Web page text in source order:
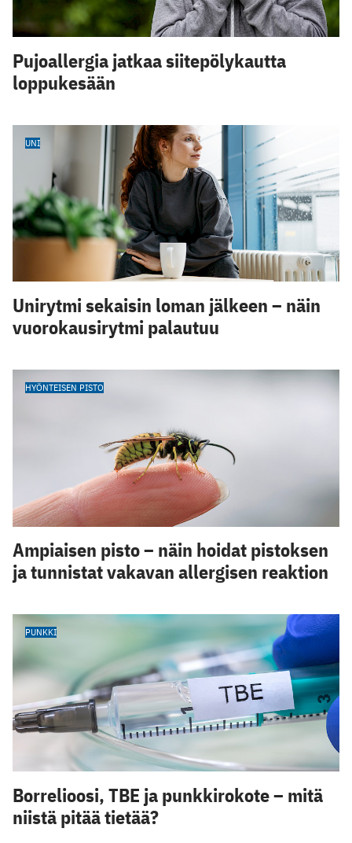
Pujoallergia jatkaa siitepölykautta
loppukesään
UNI
Unirytmi sekaisin loman jälkeen – näin
vuorokausirytmi palautuu
HYÖNTEISEN PISTO
Ampiaisen pisto – näin hoidat pistoksen
ja tunnistat vakavan allergisen reaktion
PUNKKI
Borrelioosi, TBE ja punkkirokote – mitä
niistä pitää tietää?